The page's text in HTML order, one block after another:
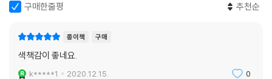
구매한줄평 추천순
종이책 구매
색책감이 좋네요.
k*****1 2020.12.15. 0